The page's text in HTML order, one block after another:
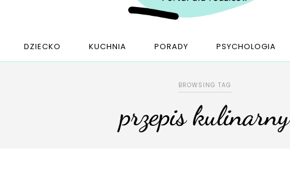
DZIECKO KUCHNIA PORADY PSYCHOLOGIA
BROWSING TAG
przepis kulinarny